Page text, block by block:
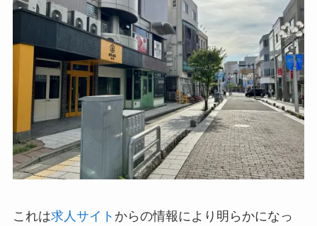
これは求人サイト からの情報により明らかになっ